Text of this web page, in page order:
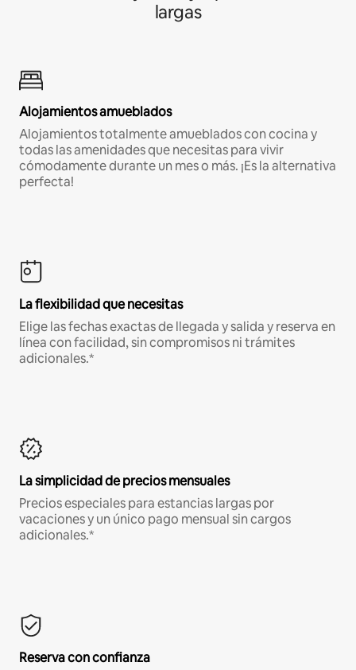
largas
Alojamientos amueblados
Alojamientos totalmente amueblados con cocina y
todas las amenidades que necesitas para vivir
cómodamente durante un mes o más. ¡Es la alternativa
perfecta!
La flexibilidad que necesitas
Elige las fechas exactas de llegada y salida y reserva en
línea con facilidad, sin compromisos ni trámites
adicionales.*
La simplicidad de precios mensuales
Precios especiales para estancias largas por
vacaciones y un único pago mensual sin cargos
adicionales.*
Reserva con confianza